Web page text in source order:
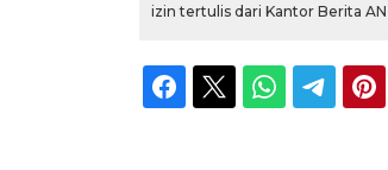
izin tertulis dari Kantor Berita